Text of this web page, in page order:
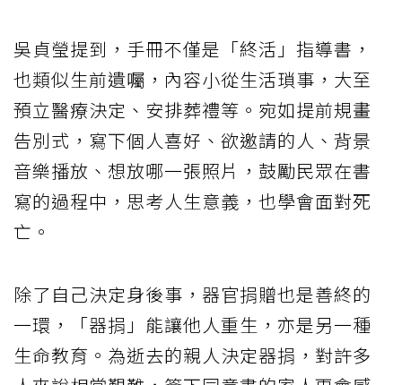
吳貞瑩提到，手冊不僅是「終活」指導書，
也類似生前遺囑，內容小從生活瑣事，大至
預立醫療決定、安排葬禮等。宛如提前規畫
告別式，寫下個人喜好、欲邀請的人、背景
音樂播放、想放哪一張照片，鼓勵民眾在書
寫的過程中，思考人生意義，也學會面對死
亡。
除了自己決定身後事，器官捐贈也是善終的
一環，「器捐」能讓他人重生，亦是另一種
生命教育。為逝去的親人決定器捐，對許多